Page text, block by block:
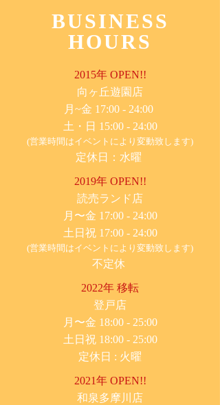
BUSINESS
HOURS
2015年 OPEN!!
​向ヶ丘遊園店
月~金 17:00 - 24:00
土・日 15:00 - 24:00
(営業時間はイベントにより変動致します)
定休日：水曜
2019年 OPEN!!
​読売ランド店
月〜金 17:00 - 24:00
土日祝 17:00 - 24:00
(営業時間はイベントにより変動致します)
不定休
2022年 移転
​登戸店
月〜金 18:00 - 25:00
土日祝 18:00 - 25:00
​定休日 : 火曜
2021年 OPEN!!
​和泉多摩川店